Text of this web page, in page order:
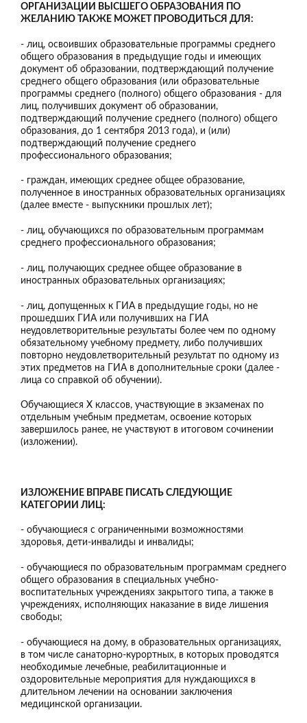
ОРГАНИЗАЦИИ ВЫСШЕГО ОБРАЗОВАНИЯ ПО
ЖЕЛАНИЮ ТАКЖЕ МОЖЕТ ПРОВОДИТЬСЯ ДЛЯ:
- лиц, освоивших образовательные программы среднего
общего образования в предыдущие годы и имеющих
документ об образовании, подтверждающий получение
среднего общего образования (или образовательные
программы среднего (полного) общего образования - для
лиц, получивших документ об образовании,
подтверждающий получение среднего (полного) общего
образования, до 1 сентября 2013 года), и (или)
подтверждающий получение среднего
профессионального образования;
- граждан, имеющих среднее общее образование,
полученное в иностранных образовательных организациях
(далее вместе - выпускники прошлых лет);
- лиц, обучающихся по образовательным программам
среднего профессионального образования;
- лиц, получающих среднее общее образование в
иностранных образовательных организациях;
- лиц, допущенных к ГИА в предыдущие годы, но не
прошедших ГИА или получивших на ГИА
неудовлетворительные результаты более чем по одному
обязательному учебному предмету, либо получивших
повторно неудовлетворительный результат по одному из
этих предметов на ГИА в дополнительные сроки (далее -
лица со справкой об обучении).
Обучающиеся Х классов, участвующие в экзаменах по
отдельным учебным предметам, освоение которых
завершилось ранее, не участвуют в итоговом сочинении
(изложении).
ИЗЛОЖЕНИЕ ВПРАВЕ ПИСАТЬ СЛЕДУЮЩИЕ
КАТЕГОРИИ ЛИЦ:
- обучающиеся с ограниченными возможностями
здоровья, дети-инвалиды и инвалиды;
- обучающиеся по образовательным программам среднего
общего образования в специальных учебно-
воспитательных учреждениях закрытого типа, а также в
учреждениях, исполняющих наказание в виде лишения
свободы;
- обучающиеся на дому, в образовательных организациях,
в том числе санаторно-курортных, в которых проводятся
необходимые лечебные, реабилитационные и
оздоровительные мероприятия для нуждающихся в
длительном лечении на основании заключения
медицинской организации.